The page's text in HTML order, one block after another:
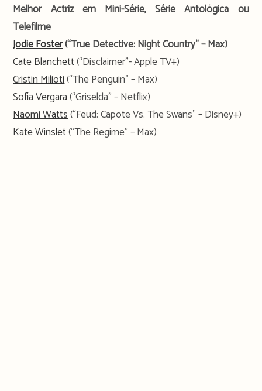
Melhor Actriz em Mini-Série, Série Antológica ou
Telefilme
Jodie Foster(“True Detective: Night Country” – Max)
Cate Blanchett(“Disclaimer”- Apple TV+)
Cristin Milioti(“The Penguin” – Max)
Sofía Vergara(“Griselda” – Netflix)
Naomi Watts(“Feud: Capote Vs. The Swans” – Disney+)
Kate Winslet(“The Regime” – Max)